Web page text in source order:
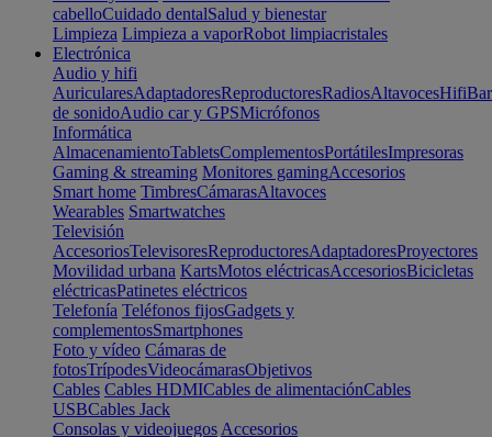
cabelloCuidado dentalSalud y bienestar
Limpieza Limpieza a vaporRobot limpiacristales
Electrónica
Audio y hifi
AuricularesAdaptadoresReproductoresRadiosAltavocesHifi
de sonidoAudio car y GPSMicrófonos
Informática
AlmacenamientoTabletsComplementosPortátilesImpresoras
Gaming & streaming Monitores gamingAccesorios
Smart home TimbresCámarasAltavoces
Wearables Smartwatches
Televisión
AccesoriosTelevisoresReproductoresAdaptadoresProyectores
Movilidad urbana KartsMotos eléctricasAccesoriosBicicletas
eléctricasPatinetes eléctricos
Telefonía Teléfonos fijosGadgets y
complementosSmartphones
Foto y vídeo Cámaras de
fotosTrípodesVideocámarasObjetivos
Cables Cables HDMICables de alimentaciónCables
USBCables Jack
Consolas y videojuegos Accesorios